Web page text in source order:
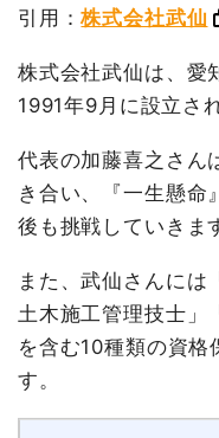
引用：株式会社武仙
株式会社武仙は、愛
1991年9月に設立さ
代表の加藤喜之さん
き合い、『一生懸命
後も挑戦していきま
また、武仙さんには
土木施工管理技士」
を含む10種類の資格
す。